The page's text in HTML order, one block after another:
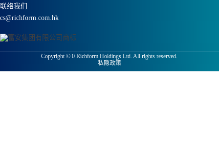
联络我们
cs@richform.com.hk
Copyright ©0 Richform Holdings Ltd. All rights reserved.
私隐政策